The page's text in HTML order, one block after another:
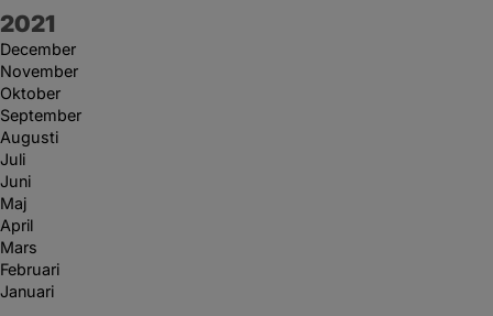
År:
2021
December
November
Oktober
September
Augusti
Juli
Juni
Maj
April
Mars
Februari
Januari